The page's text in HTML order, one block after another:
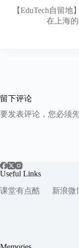
【EduTech自留
在上海
留下评论
要发表评论，您必须
Useful Links
课堂有点酷
新浪微